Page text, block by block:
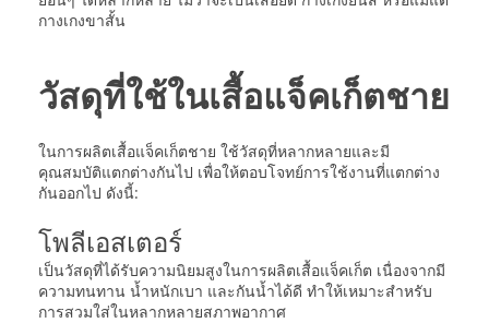
กางเกงขาสั้น
วัสดุที่ใช้ในเสื้อแจ็คเก็ตชาย
ในการผลิตเสื้อแจ็คเก็ตชาย ใช้วัสดุที่หลากหลายและมี
คุณสมบัติแตกต่างกันไป เพื่อให้ตอบโจทย์การใช้งานที่แตกต่าง
กันออกไป ดังนี้:
โพลีเอสเตอร์
เป็นวัสดุที่ได้รับความนิยมสูงในการผลิตเสื้อแจ็คเก็ต เนื่องจากมี
ความทนทาน น้ำหนักเบา และกันน้ำได้ดี ทำให้เหมาะสำหรับ
การสวมใส่ในหลากหลายสภาพอากาศ